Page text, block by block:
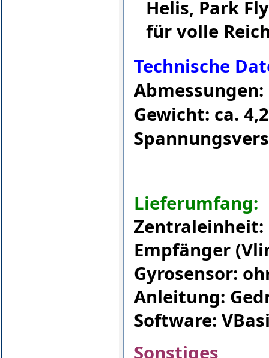
Helis, Park
für volle
Technische
Gewicht: ca.
Lieferumfang:
Empfänger
Gyrosensor:
Anleitung:
Software:
Sonstiges